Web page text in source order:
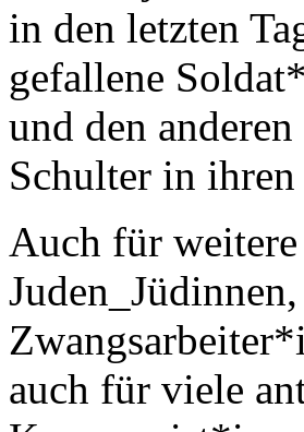
in den letzten
gefallene
und den
Schulter in
Auch für
auch für viele